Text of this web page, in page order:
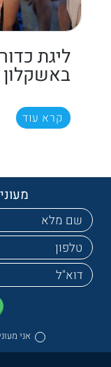
ליגת
באשקלון
קרא עוד
אני